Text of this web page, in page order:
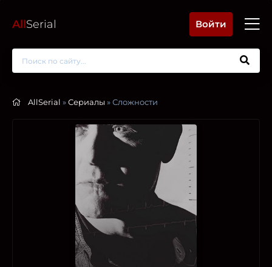
AllSerial Войти
AllSerial »Сериалы » Сложности